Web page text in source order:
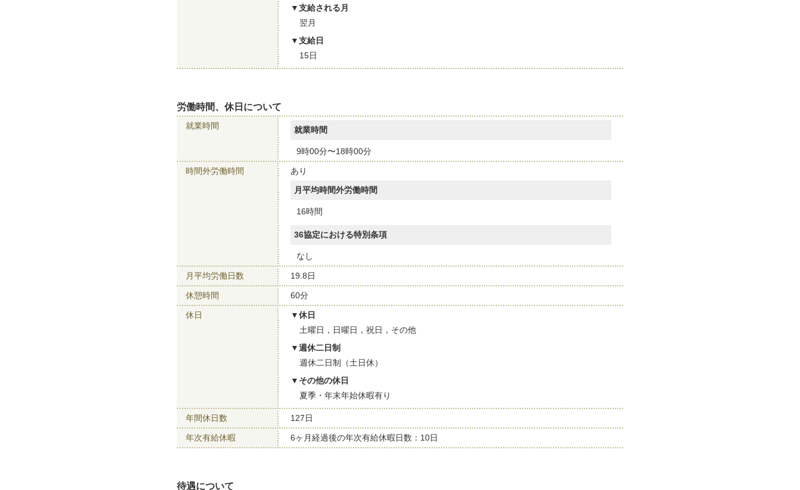
支給される月
翌月
支給日
15日
労働時間、休日について
就業時間 就業時間
9時00分〜18時00分
時間外労働時間
あり
月平均時間外労働時間
16時間
36協定における特別条項
なし
月平均労働日数 19.8日
休憩時間 60分
休日
休日
土曜日，日曜日，祝日，その他
週休二日制
週休二日制（土日休）
その他の休日
夏季・年末年始休暇有り
年間休日数 127日
年次有給休暇 6ヶ月経過後の年次有給休暇日数：10日
待遇について